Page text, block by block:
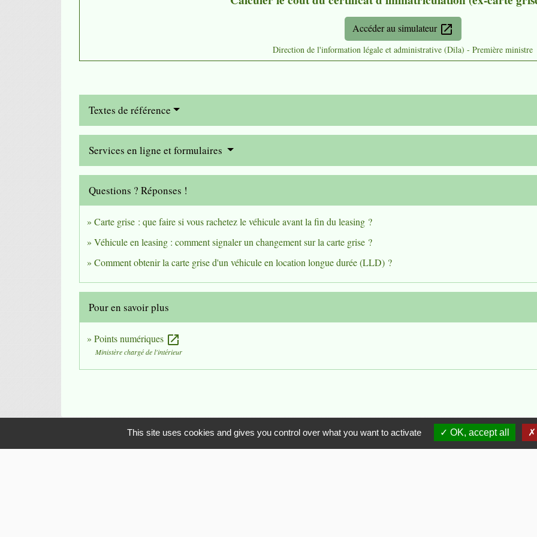
Accéder au simulateur open_in_new
Direction de l'information légale et administrative (Dila) - Première ministre
Textes de référence
Services en ligne et formulaires
Questions ? Réponses !
Carte grise : que faire si vous rachetez le véhicule avant la fin du leasing ?
Véhicule en leasing : comment signaler un changement sur la carte grise ?
Comment obtenir la carte grise d'un véhicule en location longue durée (LLD) ?
Pour en savoir plus
Points numériques open_in_new
Ministère chargé de l'intérieur
This site uses cookies and gives you control over what you want to activate OK, accept all